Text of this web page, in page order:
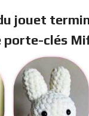
jouet
porte-clés